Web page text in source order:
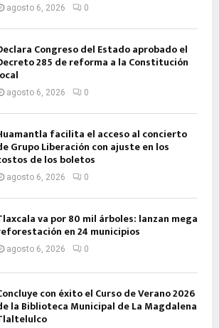
agosto 6, 2026 0
Congreso del Estado aprobado el
285 de reforma a la Constitución
agosto 6, 2026 0
facilita el acceso al concierto
Grupo Liberación con ajuste en los
de los boletos
agosto 6, 2026 0
va por 80 mil árboles: lanzan mega
en 24 municipios
agosto 6, 2026 0
con éxito el Curso de Verano 2026
la Biblioteca Municipal de La Magdalena